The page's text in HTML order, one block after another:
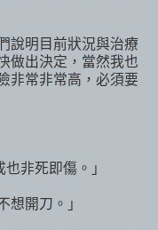
說明目前狀況與治療
做出決定，當然我也
非常非常高，必須要
非死即傷。」
想開刀。」